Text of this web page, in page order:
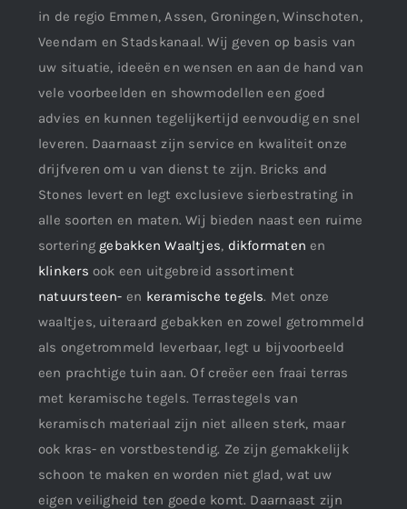
in de regio Emmen, Assen, Groningen, Winschoten,
Veendam en Stadskanaal. Wij geven op basis van
uw situatie, ideeën en wensen en aan de hand van
vele voorbeelden en showmodellen een goed
advies en kunnen tegelijkertijd eenvoudig en snel
leveren. Daarnaast zijn service en kwaliteit onze
drijfveren om u van dienst te zijn. Bricks and
Stones levert en legt exclusieve sierbestrating in
alle soorten en maten. Wij bieden naast een ruime
sortering gebakken Waaltjes, dikformaten en
klinkers ook een uitgebreid assortiment
natuursteen- en keramische tegels. Met onze
waaltjes, uiteraard gebakken en zowel getrommeld
als ongetrommeld leverbaar, legt u bijvoorbeeld
een prachtige tuin aan. Of creëer een fraai terras
met keramische tegels. Terrastegels van
keramisch materiaal zijn niet alleen sterk, maar
ook kras- en vorstbestendig. Ze zijn gemakkelijk
schoon te maken en worden niet glad, wat uw
eigen veiligheid ten goede komt. Daarnaast zijn